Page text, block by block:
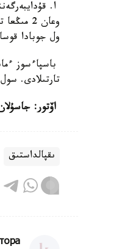
ا.
ول جوبادا
تارتىلادى.
اۆتور:
ىقپالداستىق